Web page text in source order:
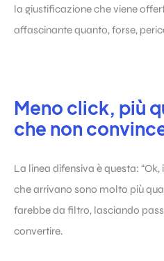
la giustificazione che viene
affascinante quanto, forse,
Meno click, più
che non
La linea difensiva è questa:
che arrivano sono molto più
farebbe da filtro, lasciando
convertire.